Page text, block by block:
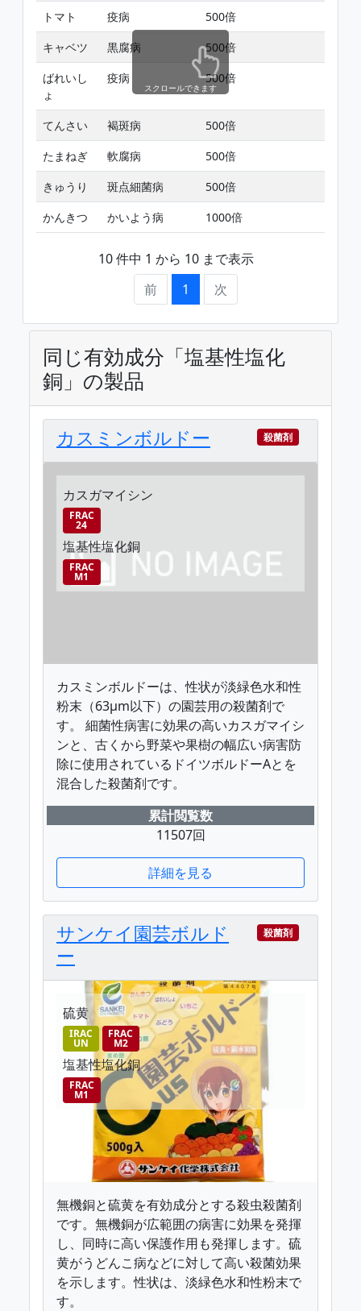
トマト 疫病 500倍
キャベツ
黒腐病 500倍
ばれいし
ょ
疫病 500倍
てんさい 褐斑病 500倍
たまねぎ
軟腐病 500倍
きゅうり
斑点細菌病 500倍
かんきつ
かいよう病 1000倍
10 件中 1 から 10 まで表示
前
1 次
スクロールできます
同じ有効成分「塩基性塩化
銅」の製品
カスミンボルドー 殺菌剤
カスガマイシン
FRAC
24
塩基性塩化銅
FRAC
M1
カスミンボルドーは、性状が淡緑色水和性
粉末（63μm以下）の園芸用の殺菌剤で
す。 細菌性病害に効果の高いカスガマイシ
ンと、古くから野菜や果樹の幅広い病害防
除に使用されているドイツボルドーAとを
混合した殺菌剤です。
累計閲覧数
11507回
詳細を見る
サンケイ園芸ボルド
ー
殺菌剤
硫黄
IRAC
UN
FRAC
M2
塩基性塩化銅
FRAC
M1
無機銅と硫黄を有効成分とする殺虫殺菌剤
です。無機銅が広範囲の病害に効果を発揮
し、同時に高い保護作用も発揮します。硫
黄がうどんこ病などに対して高い殺菌効果
を示します。性状は、淡緑色水和性粉末で
す。